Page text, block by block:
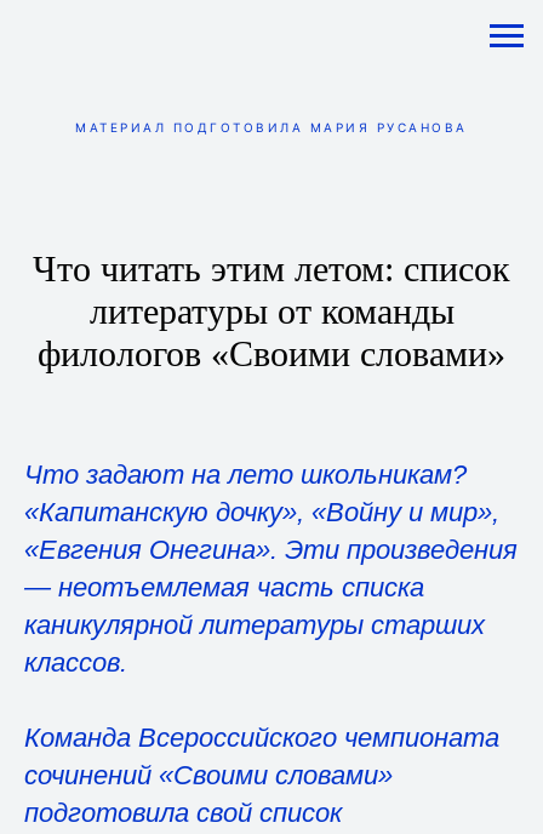
МАТЕРИАЛ ПОДГОТОВИЛА МАРИЯ РУСАНОВА
Что читать этим летом: список
литературы от команды
филологов «Своими словами»
Что задают на лето школьникам?
«Капитанскую дочку», «Войну и мир»,
«Евгения Онегина». Эти произведения
— неотъемлемая часть списка
каникулярной литературы старших
классов.
Команда Всероссийского чемпионата
сочинений «Своими словами»
подготовила свой список